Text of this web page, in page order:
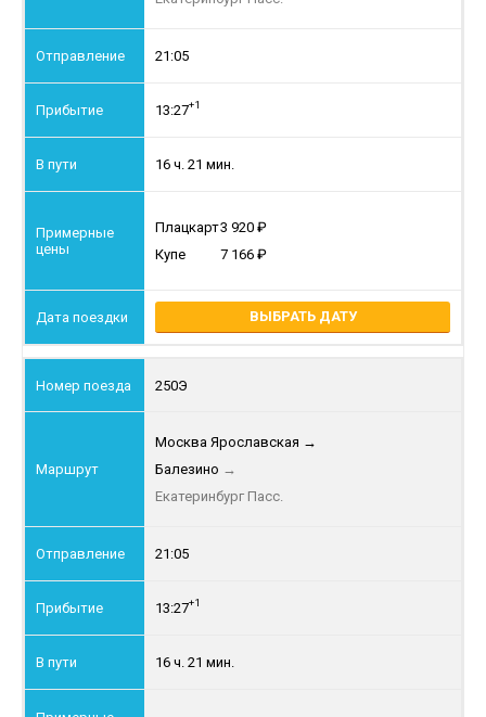
21:05
13:27+1
16 ч. 21 мин.
Плацкарт3 920
Купе
7 166
ВЫБРАТЬ ДАТУ
250Э
Москва Ярославская →
Балезино →
Екатеринбург Пасс.
21:05
13:27+1
16 ч. 21 мин.